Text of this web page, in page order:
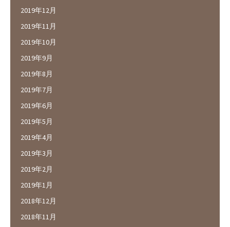
2019年12月
2019年11月
2019年10月
2019年9月
2019年8月
2019年7月
2019年6月
2019年5月
2019年4月
2019年3月
2019年2月
2019年1月
2018年12月
2018年11月